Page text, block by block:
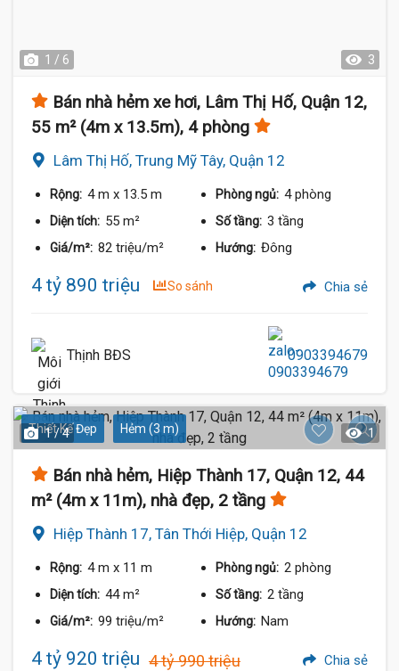
1 / 6 3
Bán nhà hẻm xe hơi, Lâm Thị Hố, Quận 12,
55 m² (4m x 13.5m), 4 phòng
Lâm Thị Hố, Trung Mỹ Tây, Quận 12
Rộng: 4 m x 13.5 m Phòng ngủ: 4 phòng
Diện tích: 55 m² Số tầng: 3 tầng
Giá/m²: 82 triệu/m² Hướng: Đông
4 tỷ 890 triệu So sánh Chia sẻ
Thịnh BĐS 0903394679
Thiết Kế Đẹp Hẻm (3 m)
1 / 4 1
Bán nhà hẻm, Hiệp Thành 17, Quận 12, 44
m² (4m x 11m), nhà đẹp, 2 tầng
Hiệp Thành 17, Tân Thới Hiệp, Quận 12
Rộng: 4 m x 11 m Phòng ngủ: 2 phòng
Diện tích: 44 m² Số tầng: 2 tầng
Giá/m²: 99 triệu/m² Hướng: Nam
4 tỷ 920 triệu 4 tỷ 990 triệu Chia sẻ